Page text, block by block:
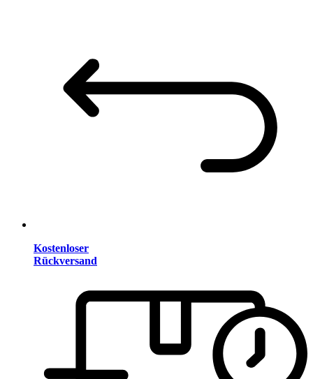
Kostenloser
Rückversand